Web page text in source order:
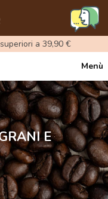
a 39,90 €
Menù
E